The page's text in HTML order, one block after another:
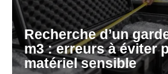
Recherche d’un
m3 : erreurs à éviter
matériel sensible